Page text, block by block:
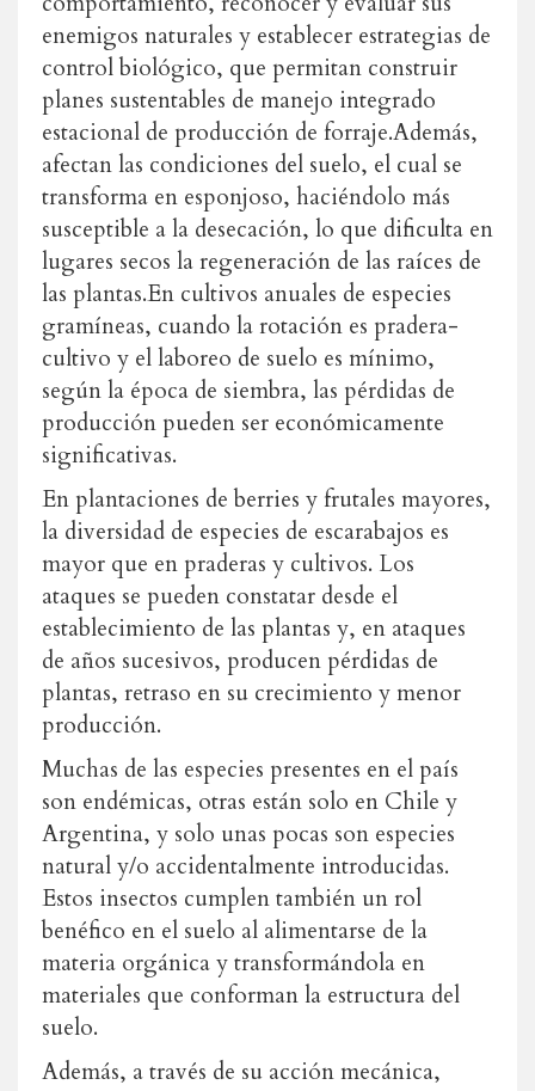
enemigos naturales y establecer estrategias de
control biológico, que permitan construir
planes sustentables de manejo integrado
estacional de producción de forraje.Además,
afectan las condiciones del suelo, el cual se
transforma en esponjoso, haciéndolo más
susceptible a la desecación, lo que dificulta en
lugares secos la regeneración de las raíces de
las plantas.En cultivos anuales de especies
gramíneas, cuando la rotación es pradera-
cultivo y el laboreo de suelo es mínimo,
según la época de siembra, las pérdidas de
producción pueden ser económicamente
significativas.
En plantaciones de berries y frutales mayores,
la diversidad de especies de escarabajos es
mayor que en praderas y cultivos. Los
ataques se pueden constatar desde el
establecimiento de las plantas y, en ataques
de años sucesivos, producen pérdidas de
plantas, retraso en su crecimiento y menor
producción.
Muchas de las especies presentes en el país
son endémicas, otras están solo en Chile y
Argentina, y solo unas pocas son especies
natural y/o accidentalmente introducidas.
Estos insectos cumplen también un rol
benéfico en el suelo al alimentarse de la
materia orgánica y transformándola en
materiales que conforman la estructura del
suelo.
Además, a través de su acción mecánica,